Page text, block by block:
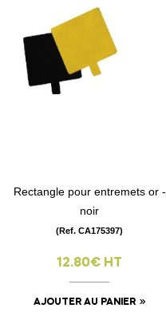
Rectangle pour entremets or -
noir
(Ref. CA175397)
12.80€ HT
AJOUTER AU PANIER